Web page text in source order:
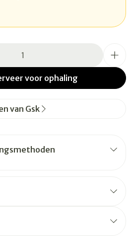
voor ophaling
van Gsk